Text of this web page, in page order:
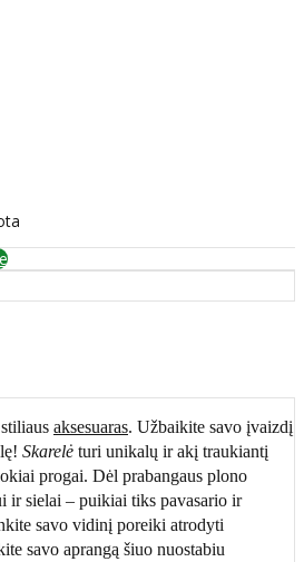
aksesuaras. Užbaikite savo įvaizdį
Skarelė turi unikalų ir akį traukiantį
progai. Dėl prabangaus plono
ir sielai – puikiai tiks pavasario ir
savo vidinį poreiki atrodyti
savo aprangą šiuo nuostabiu